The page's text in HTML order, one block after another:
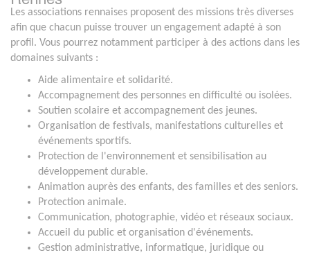
Les associations rennaises proposent des missions très diverses
afin que chacun puisse trouver un engagement adapté à son
profil. Vous pourrez notamment participer à des actions dans les
domaines suivants :
Aide alimentaire et solidarité.
Accompagnement des personnes en difficulté ou isolées.
Soutien scolaire et accompagnement des jeunes.
Organisation de festivals, manifestations culturelles et
événements sportifs.
Protection de l'environnement et sensibilisation au
développement durable.
Animation auprès des enfants, des familles et des seniors.
Protection animale.
Communication, photographie, vidéo et réseaux sociaux.
Accueil du public et organisation d'événements.
Gestion administrative, informatique, juridique ou